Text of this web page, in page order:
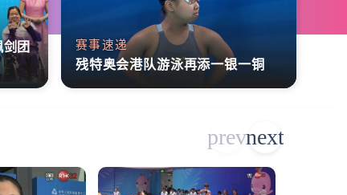
剑团
赛事速递
残特奥会港队游泳再添一银一铜